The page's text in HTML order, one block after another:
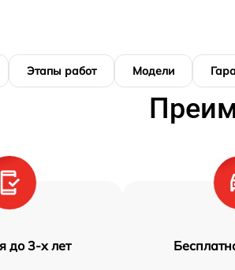
Этапы работ Модели
до 3-х лет